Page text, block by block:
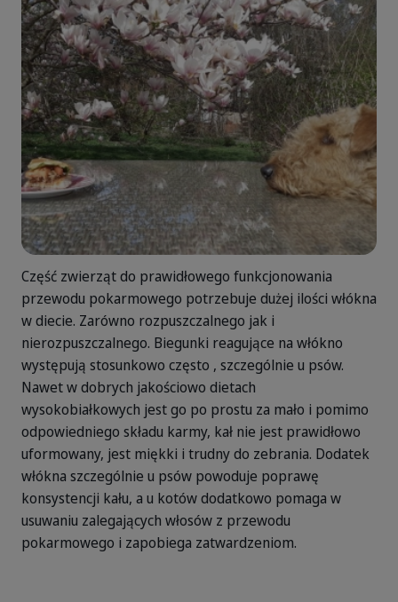
Część zwierząt do prawidłowego funkcjonowania
przewodu pokarmowego potrzebuje dużej ilości włókna
w diecie. Zarówno rozpuszczalnego jak i
nierozpuszczalnego. Biegunki reagujące na włókno
występują stosunkowo często , szczególnie u psów.
Nawet w dobrych jakościowo dietach
wysokobiałkowych jest go po prostu za mało i pomimo
odpowiedniego składu karmy, kał nie jest prawidłowo
uformowany, jest miękki i trudny do zebrania. Dodatek
włókna szczególnie u psów powoduje poprawę
konsystencji kału, a u kotów dodatkowo pomaga w
usuwaniu zalegających włosów z przewodu
pokarmowego i zapobiega zatwardzeniom.